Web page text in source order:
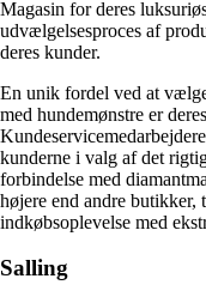
Magasin for deres
udvælgelsesproces af
deres kunder.
En unik fordel ved at
med hundemønstre er
kunderne i valg af det
forbindelse med
højere end andre butikker,
indkøbsoplevelse med
Salling